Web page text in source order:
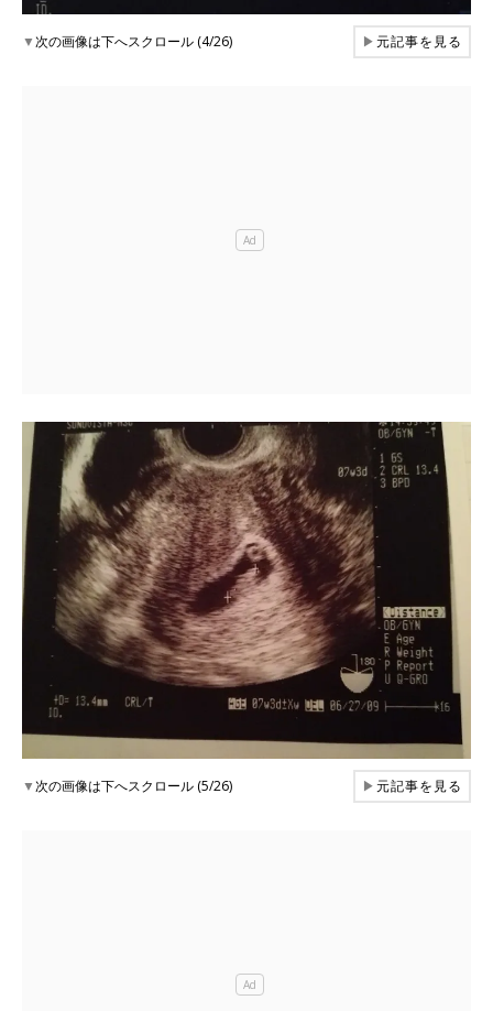
▼次の画像は下へスクロール (4/26) ▶元記事を見る
▼次の画像は下へスクロール (5/26) ▶元記事を見る